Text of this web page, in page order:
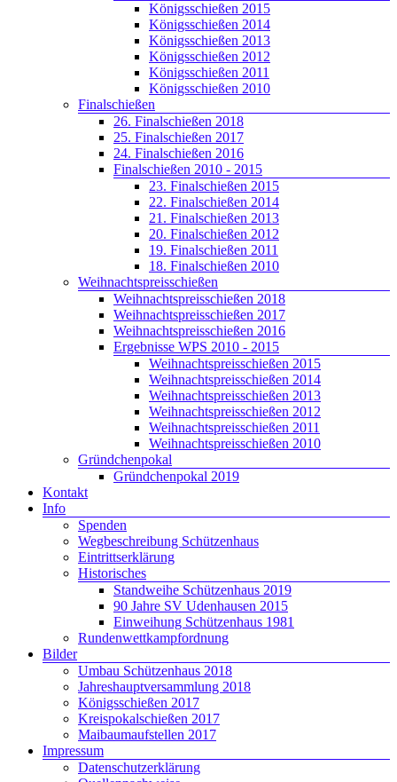
Königsschießen 2015
Königsschießen 2014
Königsschießen 2013
Königsschießen 2012
Königsschießen 2011
Königsschießen 2010
Finalschießen
26. Finalschießen 2018
25. Finalschießen 2017
24. Finalschießen 2016
Finalschießen 2010 - 2015
23. Finalschießen 2015
22. Finalschießen 2014
21. Finalschießen 2013
20. Finalschießen 2012
19. Finalschießen 2011
18. Finalschießen 2010
Weihnachtspreisschießen
Weihnachtspreisschießen 2018
Weihnachtspreisschießen 2017
Weihnachtspreisschießen 2016
Ergebnisse WPS 2010 - 2015
Weihnachtspreisschießen 2015
Weihnachtspreisschießen 2014
Weihnachtspreisschießen 2013
Weihnachtspreisschießen 2012
Weihnachtspreisschießen 2011
Weihnachtspreisschießen 2010
Gründchenpokal
Gründchenpokal 2019
Kontakt
Info
Spenden
Wegbeschreibung Schützenhaus
Eintrittserklärung
Historisches
Standweihe Schützenhaus 2019
90 Jahre SV Udenhausen 2015
Einweihung Schützenhaus 1981
Rundenwettkampfordnung
Bilder
Umbau Schützenhaus 2018
Jahreshauptversammlung 2018
Königsschießen 2017
Kreispokalschießen 2017
Maibaumaufstellen 2017
Impressum
Datenschutzerklärung